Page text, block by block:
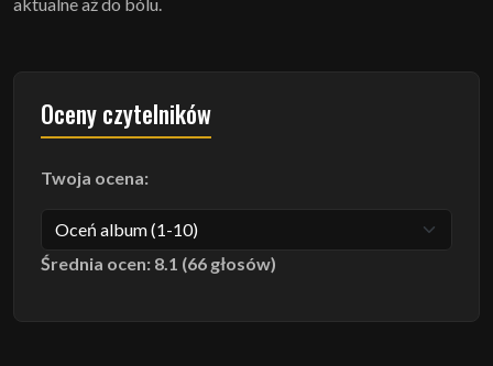
Oceny czytelników
Twoja ocena:
Średnia ocen: 8.1 (66 głosów)